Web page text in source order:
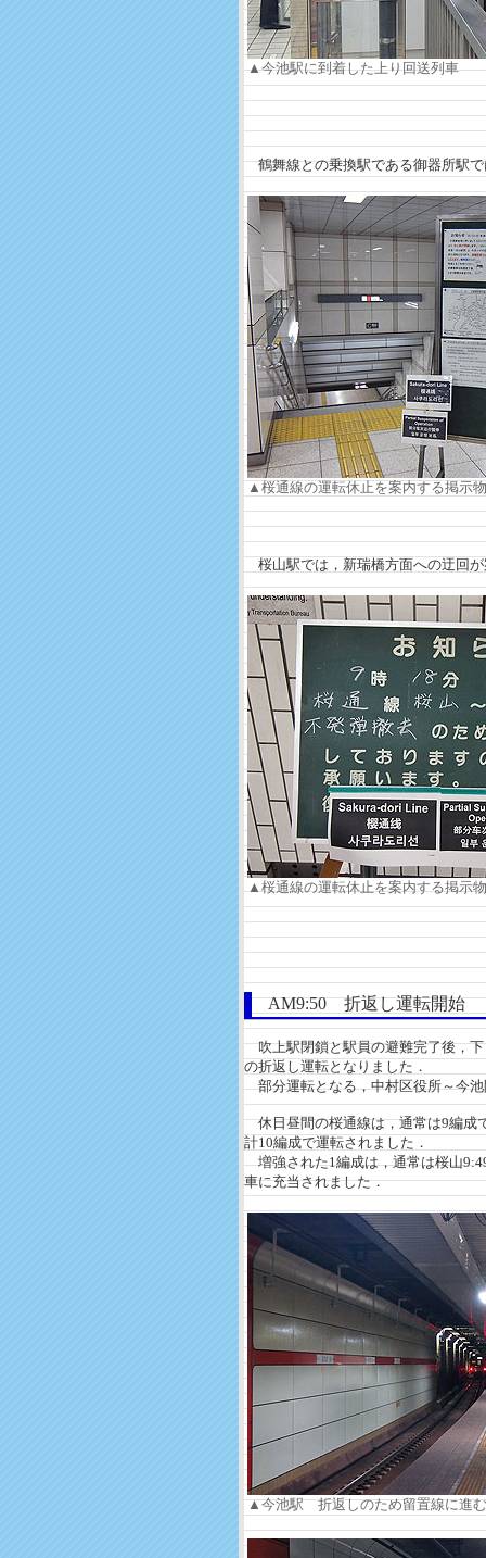
▲今池駅に到着した上り回送列車
鶴舞線との乗換駅である御器所駅で
▲桜通線の運転休止を案内する掲示物
桜山駅では，新瑞橋方面への迂回
▲桜通線の運転休止を案内する掲示物
AM9:50 折返し運転開始
吹上駅閉鎖と駅員の避難完了後，下
の折返し運転となりました．
部分運転となる，中村区役所～今池
休日昼間の桜通線は，通常は9編成
計10編成で運転されました．
増強された1編成は，通常は桜山
車に充当されました．
▲今池駅 折返しのため留置線に進む